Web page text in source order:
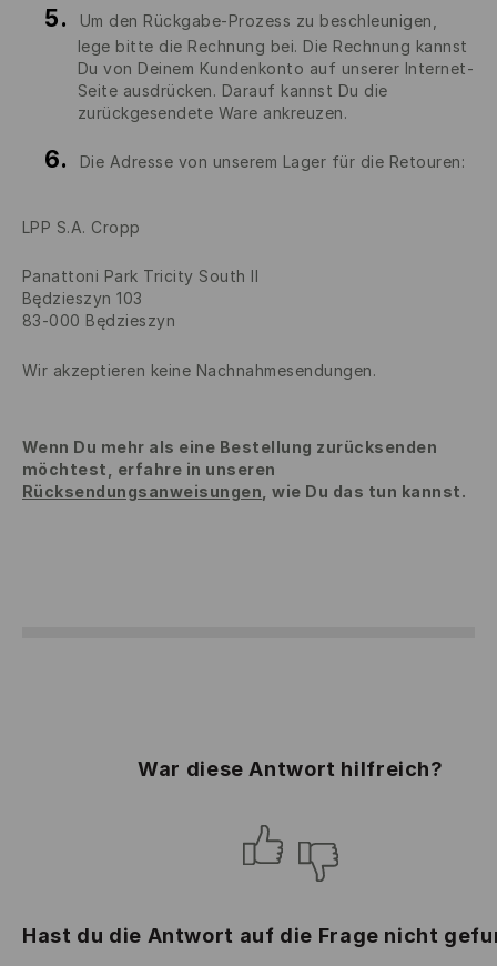
Um den Rückgabe-Prozess zu beschleunigen,
lege bitte die Rechnung bei. Die Rechnung kannst
Du von Deinem Kundenkonto auf unserer Internet-
Seite ausdrücken. Darauf kannst Du die
zurückgesendete Ware ankreuzen.
Die Adresse von unserem Lager für die Retouren:
LPP S.A. Cropp
Panattoni Park Tricity South II
Będzieszyn 103
83-000 Będzieszyn
Wir akzeptieren keine Nachnahmesendungen.
Wenn Du mehr als eine Bestellung zurücksenden
möchtest, erfahre in unseren
Rücksendungsanweisungen , wie Du das tun kannst.
War diese Antwort hilfreich?
Hast du die Antwort auf die Frage nicht